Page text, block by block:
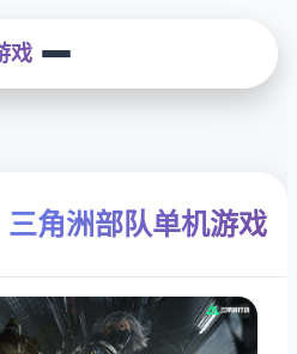
戏
三角洲部队单机游戏